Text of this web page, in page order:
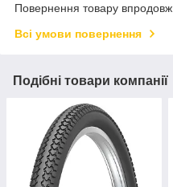
Повернення товару
Всі умови повернення
Подібні товари компанії